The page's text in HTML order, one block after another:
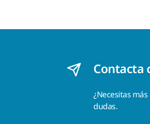
Contacta
¿Necesitas
dudas.